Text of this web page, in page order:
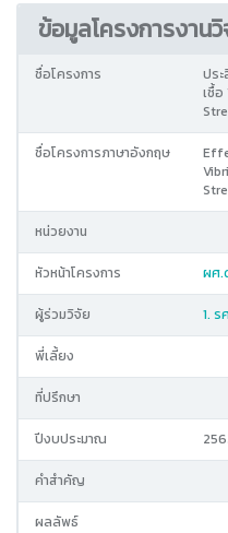
ข้อมูลโครงการงาน
ชื่อโครงการ
ปร
เชื้
ชื่อโครงการภาษาอังกฤษ
หน่วยงาน
หัวหน้าโครงการ ผศ.
ผู้ร่วมวิจัย 1.
พี่เลี้ยง
ที่ปรึกษา
ปีงบประมาณ
คำสำคัญ
ผลลัพธ์